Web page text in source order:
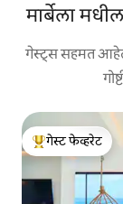
मार्बेला
गेस्ट्स सहमत
टॉप गेस्ट फेव्हरेट
गेस्ट फेव्हरेट